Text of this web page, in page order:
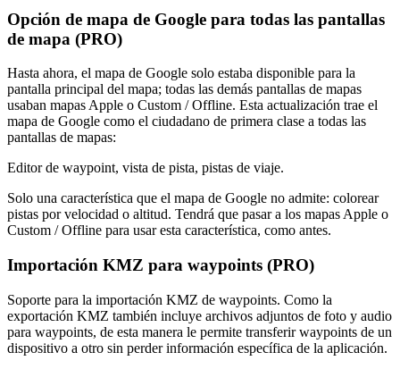
Opción de mapa de Google para todas las pantallas
de mapa (PRO)
Hasta ahora, el mapa de Google solo estaba disponible para la
pantalla principal del mapa; todas las demás pantallas de mapas
usaban mapas Apple o Custom / Offline. Esta actualización trae el
mapa de Google como el ciudadano de primera clase a todas las
pantallas de mapas:
Editor de waypoint, vista de pista, pistas de viaje.
Solo una característica que el mapa de Google no admite: colorear
pistas por velocidad o altitud. Tendrá que pasar a los mapas Apple o
Custom / Offline para usar esta característica, como antes.
Importación KMZ para waypoints (PRO)
Soporte para la importación KMZ de waypoints. Como la
exportación KMZ también incluye archivos adjuntos de foto y audio
para waypoints, de esta manera le permite transferir waypoints de un
dispositivo a otro sin perder información específica de la aplicación.